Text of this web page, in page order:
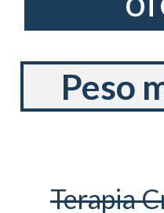
Peso
Terapia